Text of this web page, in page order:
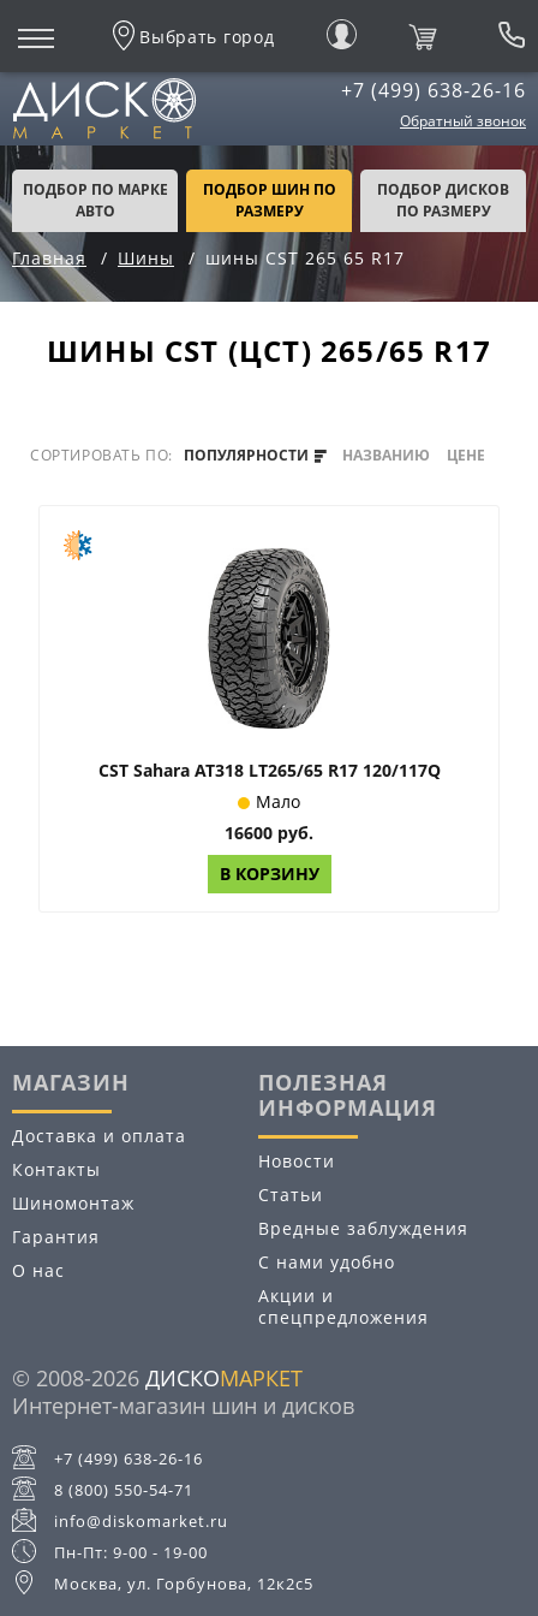
Выбрать город
+7 (499) 638-26-16
Обратный звонок
ПОДБОР ПО МАРКЕ
АВТО
ПОДБОР ШИН ПО
РАЗМЕРУ
ПОДБОР ДИСКОВ
ПО РАЗМЕРУ
Главная Шины шины CST 265 65 R17
ШИНЫ CST (ЦСТ) 265/65 R17
СОРТИРОВАТЬ ПО: ПОПУЛЯРНОСТИ НАЗВАНИЮ ЦЕНЕ
CST Sahara AT318 LT265/65 R17 120/117Q
Мало
16600 руб.
В КОРЗИНУ
МАГАЗИН
Доставка и оплата
Контакты
Шиномонтаж
Гарантия
О нас
ПОЛЕЗНАЯ
ИНФОРМАЦИЯ
Новости
Статьи
Вредные заблуждения
С нами удобно
Акции и
спецпредложения
© 2008-2026 ДИСКОМАРКЕТ
Интернет-магазин шин и дисков
+7 (499) 638-26-16
8 (800) 550-54-71
info@diskomarket.ru
Пн-Пт: 9-00 - 19-00
Москва, ул. Горбунова, 12к2с5